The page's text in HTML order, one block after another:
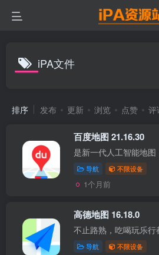
iPA文件
排序 发布 更新 浏览 点赞 评
百度地图 21.16.30
导航 不限设备
1个月前
高德地图 16.18.0
导航 不限设备